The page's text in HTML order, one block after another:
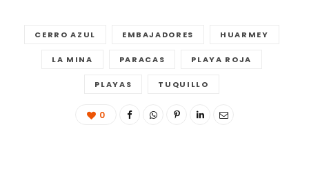
CERRO AZUL EMBAJADORES HUARMEY
LA MINA PARACAS PLAYA ROJA
PLAYAS TUQUILLO
0